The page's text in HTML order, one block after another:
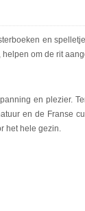
en
om de rit
en plezier.
en de Franse
het hele gezin.